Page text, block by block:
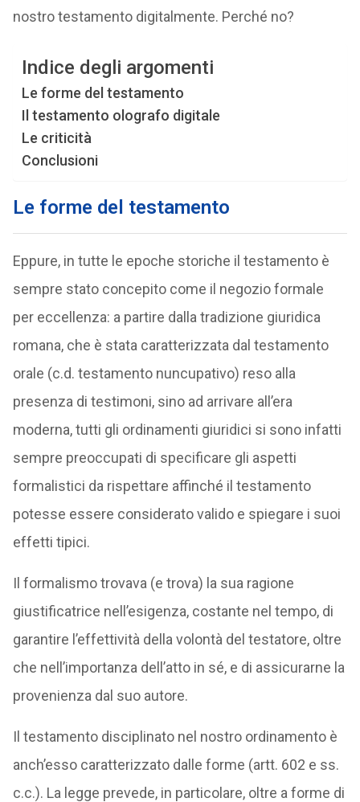
nostro testamento digitalmente. Perché no?
Indice degli argomenti
Le forme del testamento
Il testamento olografo digitale
Le criticità
Conclusioni
Le forme del testamento
Eppure, in tutte le epoche storiche il testamento è
sempre stato concepito come il negozio formale
per eccellenza: a partire dalla tradizione giuridica
romana, che è stata caratterizzata dal testamento
orale (c.d. testamento nuncupativo) reso alla
presenza di testimoni, sino ad arrivare all’era
moderna, tutti gli ordinamenti giuridici si sono infatti
sempre preoccupati di specificare gli aspetti
formalistici da rispettare affinché il testamento
potesse essere considerato valido e spiegare i suoi
effetti tipici.
Il formalismo trovava (e trova) la sua ragione
giustificatrice nell’esigenza, costante nel tempo, di
garantire l’effettività della volontà del testatore, oltre
che nell’importanza dell’atto in sé, e di assicurarne la
provenienza dal suo autore.
Il testamento disciplinato nel nostro ordinamento è
anch’esso caratterizzato dalle forme (artt. 602 e ss.
c.c.). La legge prevede, in particolare, oltre a forme di